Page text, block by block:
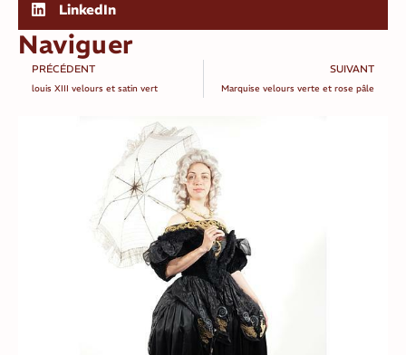
LinkedIn
Naviguer
PRÉCÉDENT
louis XIII velours et satin vert
SUIVANT
Marquise velours verte et rose pâle